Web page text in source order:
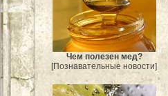
Чем полезен мед?
[Познавательные новости]